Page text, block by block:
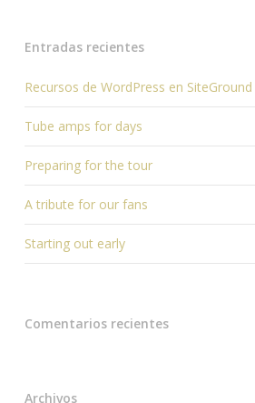
Entradas recientes
Recursos de WordPress en SiteGround
Tube amps for days
Preparing for the tour
A tribute for our fans
Starting out early
Comentarios recientes
Archivos